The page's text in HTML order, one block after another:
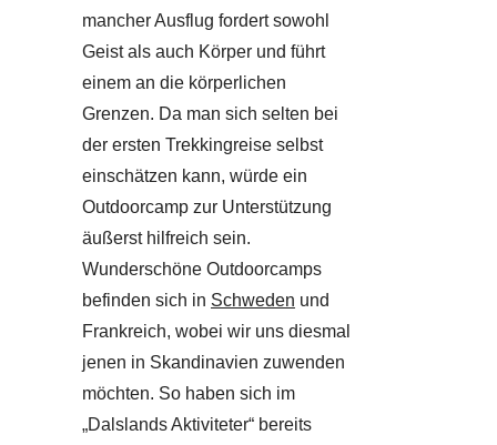
mancher Ausflug fordert sowohl
Geist als auch Körper und führt
einem an die körperlichen
Grenzen. Da man sich selten bei
der ersten Trekkingreise selbst
einschätzen kann, würde ein
Outdoorcamp zur Unterstützung
äußerst hilfreich sein.
Wunderschöne Outdoorcamps
befinden sich in Schweden und
Frankreich, wobei wir uns diesmal
jenen in Skandinavien zuwenden
möchten. So haben sich im
„Dalslands Aktiviteter“ bereits